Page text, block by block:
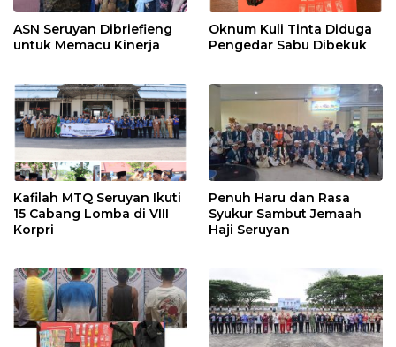
ASN Seruyan Dibriefieng
untuk Memacu Kinerja
Oknum Kuli Tinta Diduga
Pengedar Sabu Dibekuk
Kafilah MTQ Seruyan Ikuti
15 Cabang Lomba di VIII
Korpri
Penuh Haru dan Rasa
Syukur Sambut Jemaah
Haji Seruyan